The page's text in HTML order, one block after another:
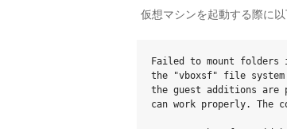
仮想マシンを起動する際に
Failed to mount folders
the "vboxsf" file
the guest additions are
can work properly. The